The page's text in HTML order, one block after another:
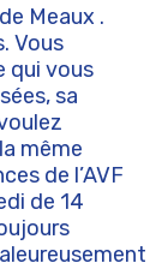
Meaux .
Vous
qui vous
sa
même
de l’AVF
de 14